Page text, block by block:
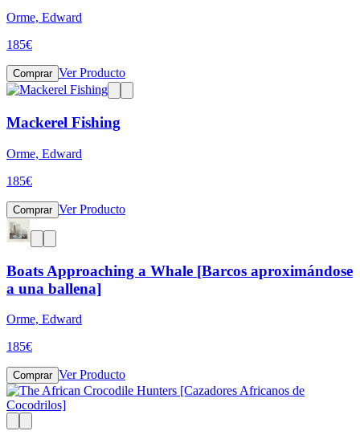
Orme, Edward
185€
Comprar Ver Producto
Mackerel Fishing
Orme, Edward
185€
Comprar Ver Producto
Boats Approaching a Whale [Barcos aproximándose
a una ballena]
Orme, Edward
185€
Comprar Ver Producto